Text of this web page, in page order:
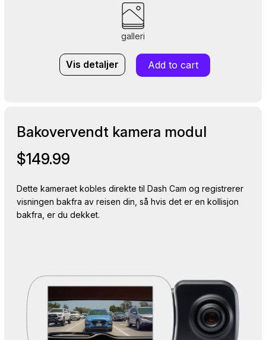
galleri
Vis detaljer Add to cart
Bakovervendt kamera modul
$149.99
Dette kameraet kobles direkte til Dash Cam og registrerer
visningen bakfra av reisen din, så hvis det er en kollisjon
bakfra, er du dekket.